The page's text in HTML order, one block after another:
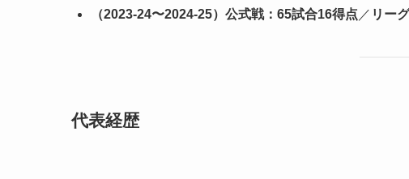
（2023-24〜2024-25）公式戦：65試合16得点 ／ リー
代表経歴